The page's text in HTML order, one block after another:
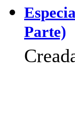
Parte)